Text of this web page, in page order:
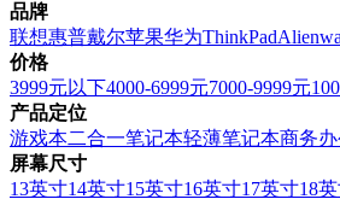
品牌
联想惠普戴尔苹果华为ThinkPad
价格
3999元以下4000-6999元7000-9999元
产品定位
游戏本二合一笔记本轻薄笔记本商务
屏幕尺寸
13英寸14英寸15英寸16英寸17英寸18